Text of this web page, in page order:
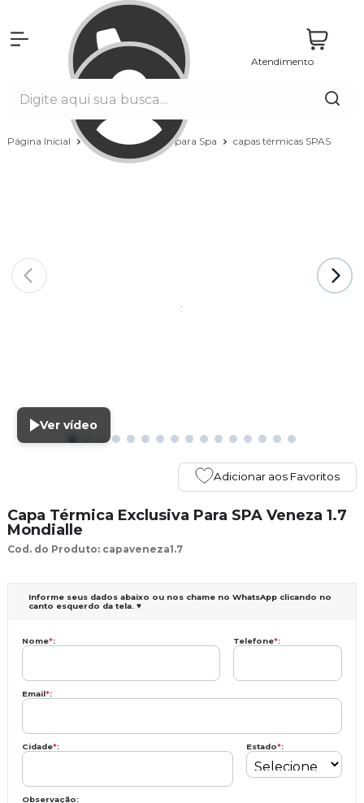
Atendimento
Página Inicial Spas Acessórios para Spa capas térmicas SPAS
Ver vídeo
Adicionar aos Favoritos
Capa Térmica Exclusiva Para SPA Veneza 1.7
Mondialle
Cod. do Produto: capaveneza1.7
Informe seus dados abaixo ou nos chame no WhatsApp clicando no
canto esquerdo da tela. ♥
Nome*: Telefone*:
Email*:
Cidade*: Estado*:
Observação: